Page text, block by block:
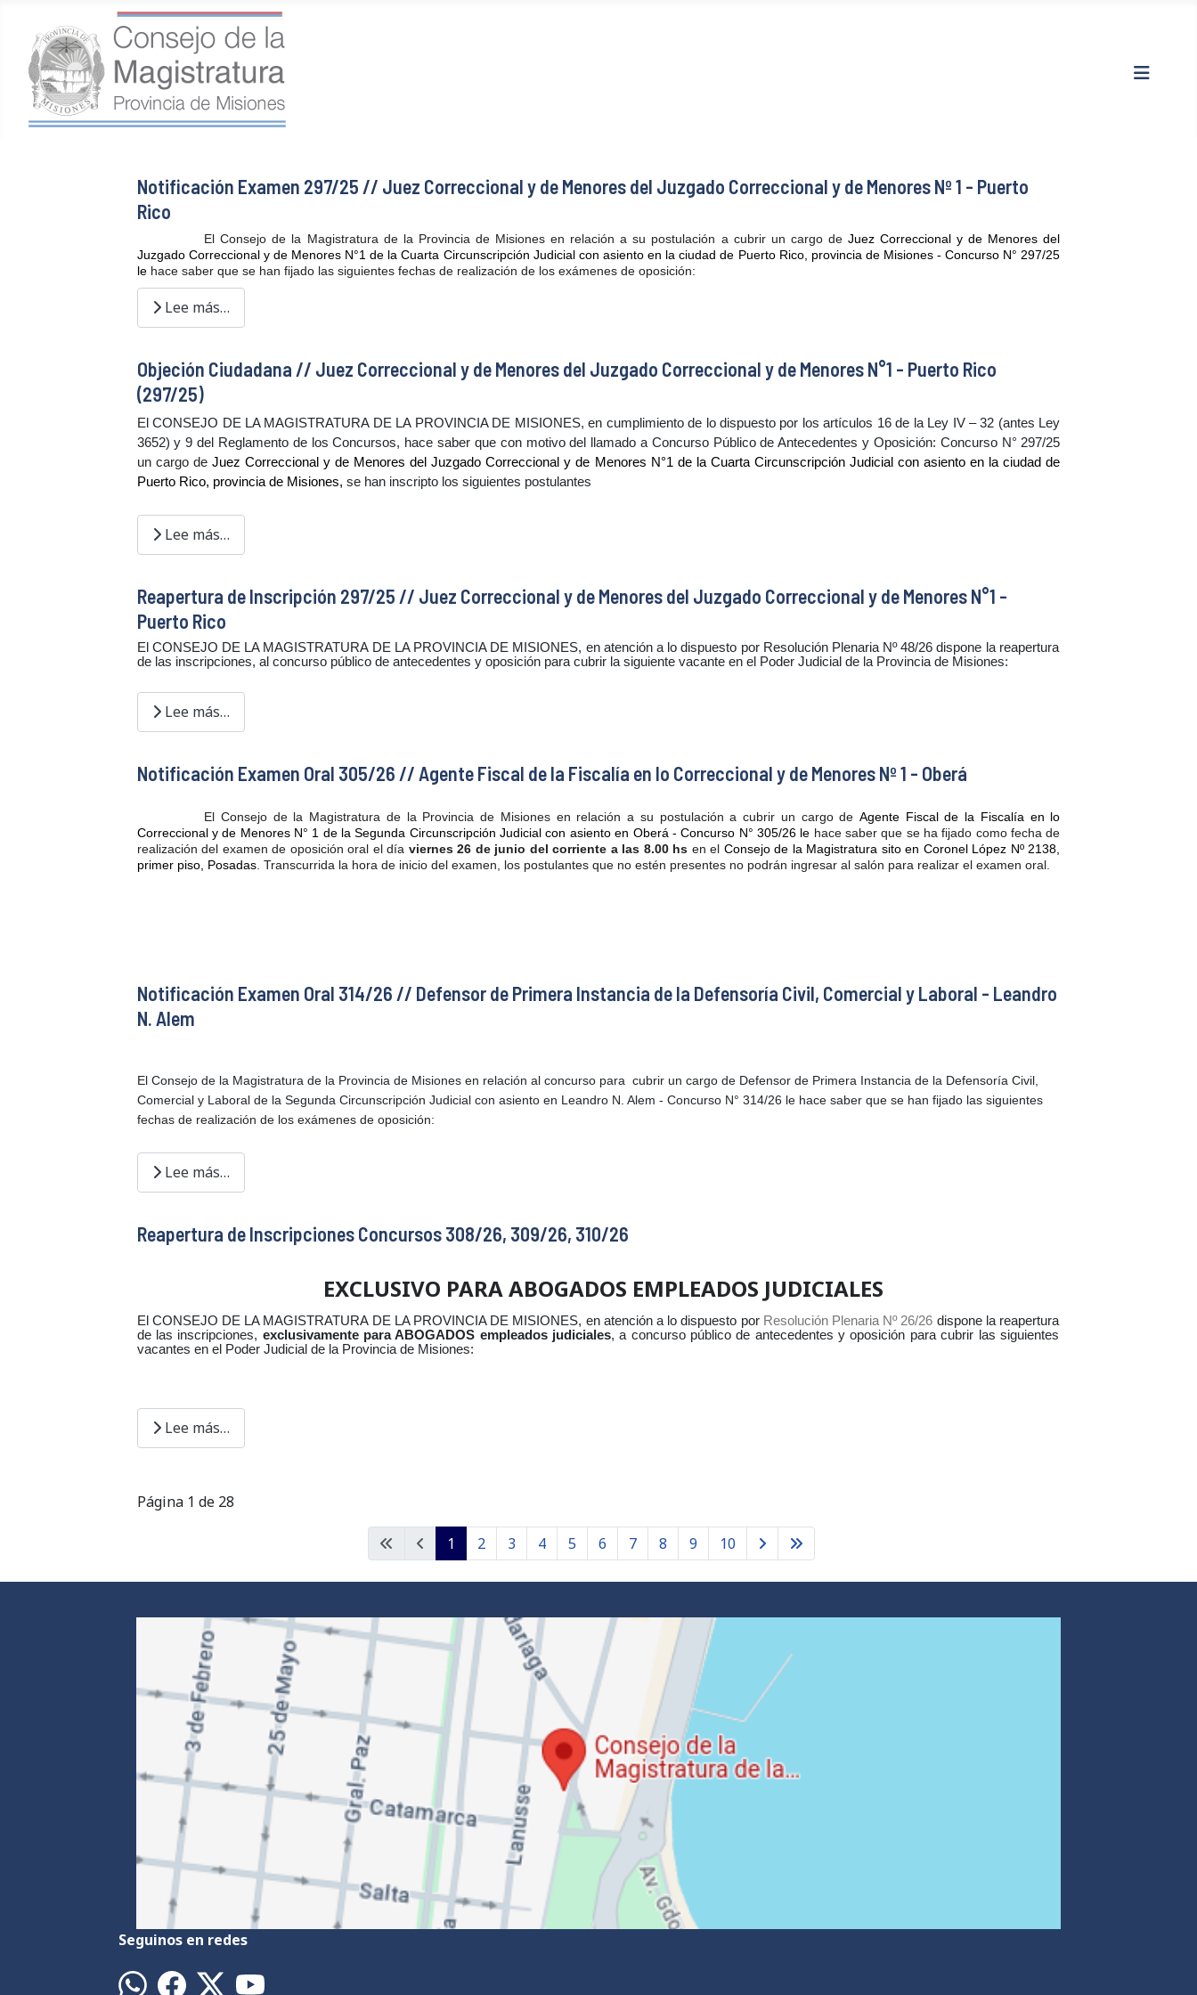
Notificación Examen 297/25 // Juez Correccional y de Menores del Juzgado Correccional y de Menores Nº 1 - Puerto
Rico
El Consejo de la Magistratura de la Provincia de Misiones en relación a su postulación a cubrir un cargo de Juez Correccional y de Menores del
Juzgado Correccional y de Menores N°1 de la Cuarta Circunscripción Judicial con asiento en la ciudad de Puerto Rico, provincia de Misiones - Concurso N° 297/25
le hace saber que se han fijado las siguientes fechas de realización de los exámenes de oposición:
Lee más…
Objeción Ciudadana // Juez Correccional y de Menores del Juzgado Correccional y de Menores N°1 - Puerto Rico
(297/25)
El CONSEJO DE LA MAGISTRATURA DE LA PROVINCIA DE MISIONES, en cumplimiento de lo dispuesto por los artículos 16 de la Ley IV – 32 (antes Ley
3652) y 9 del Reglamento de los Concursos, hace saber que con motivo del llamado a Concurso Público de Antecedentes y Oposición: Concurso N° 297/25
un cargo de Juez Correccional y de Menores del Juzgado Correccional y de Menores N°1 de la Cuarta Circunscripción Judicial con asiento en la ciudad de
Puerto Rico, provincia de Misiones, se han inscripto los siguientes postulantes
Lee más…
Reapertura de Inscripción 297/25 // Juez Correccional y de Menores del Juzgado Correccional y de Menores N°1 -
Puerto Rico
El CONSEJO DE LA MAGISTRATURA DE LA PROVINCIA DE MISIONES, en atención a lo dispuesto por Resolución Plenaria Nº 48/26 dispone la reapertura
de las inscripciones, al concurso público de antecedentes y oposición para cubrir la siguiente vacante en el Poder Judicial de la Provincia de Misiones:
Lee más…
Notificación Examen Oral 305/26 // Agente Fiscal de la Fiscalía en lo Correccional y de Menores Nº 1 - Oberá
El Consejo de la Magistratura de la Provincia de Misiones en relación a su postulación a cubrir un cargo de Agente Fiscal de la Fiscalía en lo
Correccional y de Menores N° 1 de la Segunda Circunscripción Judicial con asiento en Oberá - Concurso N° 305/26 le hace saber que se ha fijado como fecha de
realización del examen de oposición oral el día viernes 26 de junio del corriente a las 8.00 hs en el Consejo de la Magistratura sito en Coronel López Nº 2138,
primer piso, Posadas. Transcurrida la hora de inicio del examen, los postulantes que no estén presentes no podrán ingresar al salón para realizar el examen oral.
Notificación Examen Oral 314/26 // Defensor de Primera Instancia de la Defensoría Civil, Comercial y Laboral - Leandro
N. Alem
El Consejo de la Magistratura de la Provincia de Misiones en relación al concurso para cubrir un cargo de Defensor de Primera Instancia de la Defensoría Civil,
Comercial y Laboral de la Segunda Circunscripción Judicial con asiento en Leandro N. Alem - Concurso N° 314/26 le hace saber que se han fijado las siguientes
fechas de realización de los exámenes de oposición:
Lee más…
Reapertura de Inscripciones Concursos 308/26, 309/26, 310/26
EXCLUSIVO PARA ABOGADOS EMPLEADOS JUDICIALES
El CONSEJO DE LA MAGISTRATURA DE LA PROVINCIA DE MISIONES, en atención a lo dispuesto por Resolución Plenaria Nº 26/26 dispone la reapertura
de las inscripciones, exclusivamente para ABOGADOS empleados judiciales, a concurso público de antecedentes y oposición para cubrir las siguientes
vacantes en el Poder Judicial de la Provincia de Misiones:
Lee más…
Página 1 de 28
1 2 3 4 5 6 7 8 9 10
Seguinos en redes